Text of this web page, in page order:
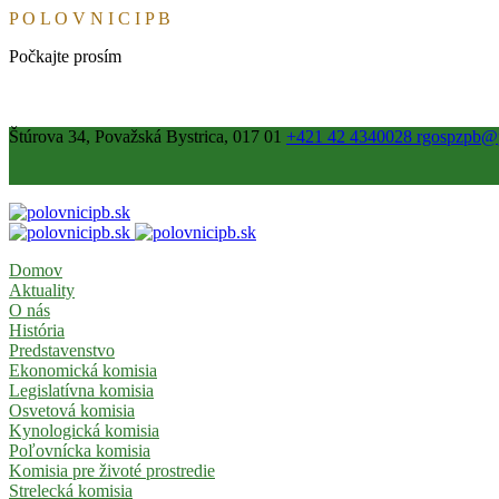
PO L O V N I C I PB
Počkajte prosím
Štúrova 34, Považská Bystrica, 017 01 +421 42 4340028
Domov
Aktuality
O nás
História
Predstavenstvo
Ekonomická komisia
Legislatívna komisia
Osvetová komisia
Kynologická komisia
Poľovnícka komisia
Komisia pre životé prostredie
Strelecká komisia